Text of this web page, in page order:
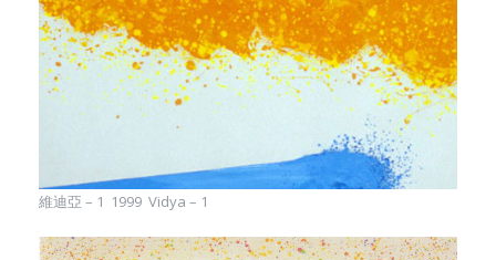
維迪亞 – 1 1999 Vidya – 1